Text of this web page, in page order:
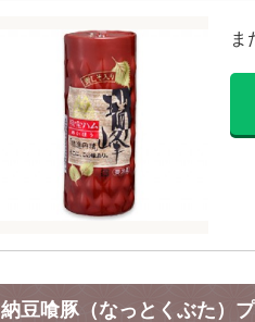
ま
納豆喰豚（なっとくぶた）